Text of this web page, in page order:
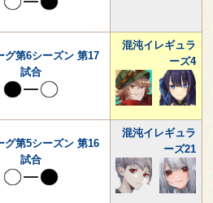
グ第6シーズン 第17
試合
混沌イレギュラ
ーズ4
グ第5シーズン 第16
試合
混沌イレギュラ
ーズ21